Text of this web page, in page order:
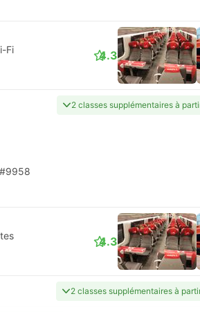
Fi 4.3
2 classes supplémentaires à
4.3
2 classes supplémentaires à